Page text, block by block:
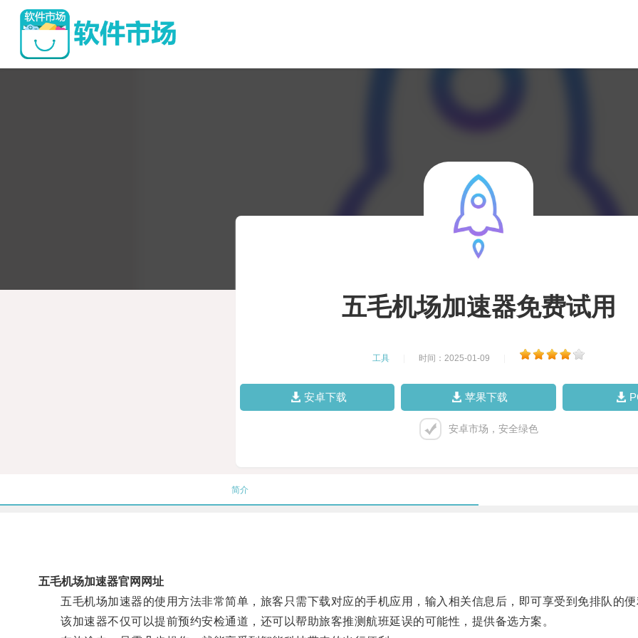
五毛机场加速器免费试用
工具 时间：2025-01-09
安卓下载 苹果下载
安卓市场，安全绿色
简介
五毛机场加速器官网网址
五毛机场加速器的使用方法非常简单，旅客只需下载对应的手机应用，输入相关信息后，即可享受到免排队的便
该加速器不仅可以提前预约安检通道，还可以帮助旅客推测航班延误的可能性，提供备选方案。